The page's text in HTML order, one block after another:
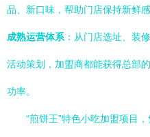
品、新口味，帮助门店保持新鲜
成熟运营体系 ：从门店选址、装
活动策划，加盟商都能获得总部
功率。
“煎饼王”特色小吃加盟项目